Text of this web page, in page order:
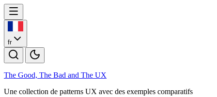
fr
The Good, The Bad and The UX
Une collection de patterns UX avec des exemples comparatifs